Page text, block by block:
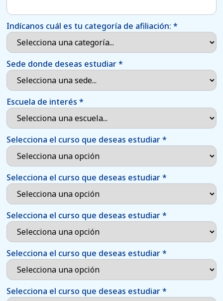
Indícanos cuál es tu categoría de afiliación:*
Sede donde deseas estudiar*
Escuela de interés*
Selecciona el curso que deseas estudiar*
Selecciona el curso que deseas estudiar*
Selecciona el curso que deseas estudiar*
Selecciona el curso que deseas estudiar*
Selecciona el curso que deseas estudiar*